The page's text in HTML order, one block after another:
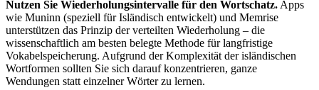
Nutzen Sie Wiederholungsintervalle für den Wortschatz. Apps
wie Muninn (speziell für Isländisch entwickelt) und Memrise
unterstützen das Prinzip der verteilten Wiederholung – die
wissenschaftlich am besten belegte Methode für langfristige
Vokabelspeicherung. Aufgrund der Komplexität der isländischen
Wortformen sollten Sie sich darauf konzentrieren, ganze
Wendungen statt einzelner Wörter zu lernen.